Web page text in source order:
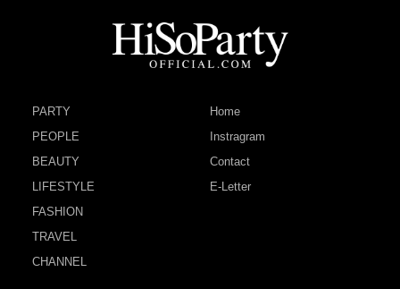
PARTY
PEOPLE
BEAUTY
LIFESTYLE
FASHION
TRAVEL
CHANNEL
Home
Instragram
Contact
E-Letter